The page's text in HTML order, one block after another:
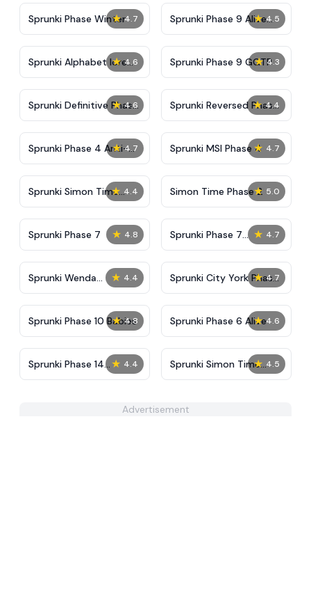
★ 4.7
Sprunki Phase Winter ★ 4.5
Sprunki Phase 9 Alive
And Malediction
★ 4.6
Sprunki Alphabet lore
Arabic Phase 3
★ 4.3
Sprunki Phase 9 GGTP
★ 4.6
Sprunki Definitive Phase
9 New
★ 4.4
Sprunki Reversed Phase
3 Definitive
★ 4.7
Sprunki Phase 4 Anti-
Shifted
★ 4.7
Sprunki MSI Phase 4
★ 4.4
Sprunki Simon Time
Phase 2
★ 5.0
Simon Time Phase 2
★ 4.8
Sprunki Phase 7 ★ 4.7
Sprunki Phase 7
Definitive (Fanmade)
★ 4.4
Sprunki Wenda
Treatment Phase 40
★ 4.7
Sprunki City York Phase
2
★ 4.8
Sprunki Phase 10 Babies ★ 4.6
Sprunki Phase 6 Alive
★ 4.4
Sprunki Phase 14
Remake
★ 4.5
Sprunki Simon Time
PHASE 3
Advertisement